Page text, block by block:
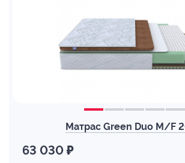
Матрас Green Duo M/F
63 030 ₽